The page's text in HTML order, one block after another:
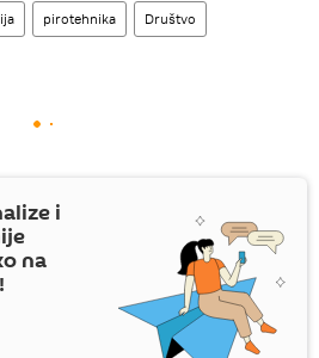
pirotehnika Društvo
i
na
!